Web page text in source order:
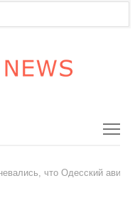
что Одесский